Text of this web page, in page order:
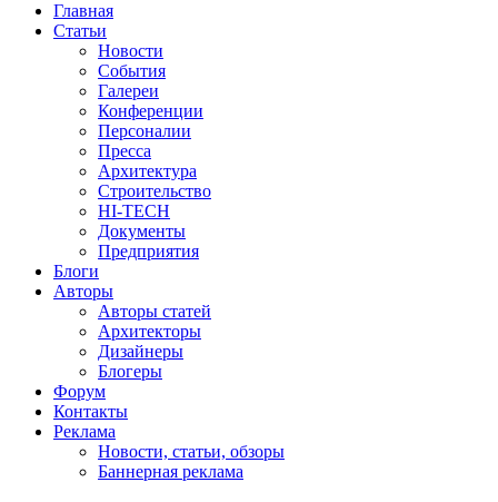
Главная
Статьи
Новости
События
Галереи
Конференции
Персоналии
Пресса
Архитектура
Строительство
HI-TECH
Документы
Предприятия
Блоги
Авторы
Авторы статей
Архитекторы
Дизайнеры
Блогеры
Форум
Контакты
Реклама
Новости, статьи, обзоры
Баннерная реклама